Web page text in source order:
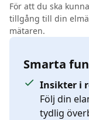
För att du ska
tillgång till din
mätaren.
Smarta
Insikter i
Följ din
tydlig